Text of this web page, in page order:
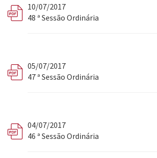
10/07/2017
48 ª Sessão Ordinária
05/07/2017
47 ª Sessão Ordinária
04/07/2017
46 ª Sessão Ordinária